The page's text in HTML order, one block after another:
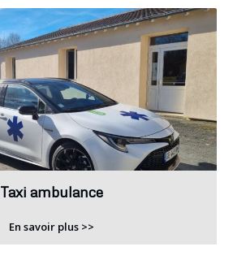
Taxi ambulance
En savoir plus >>